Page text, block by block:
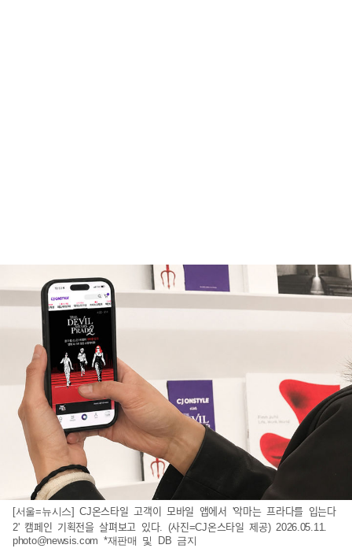
[서울=뉴시스] CJ온스타일 고객이 모바일 앱에서 '악마는 프라다를 입는다
2' 캠페인 기획전을 살펴보고 있다. (사진=CJ온스타일 제공) 2026.05.11.
photo@newsis.com *재판매 및 DB 금지